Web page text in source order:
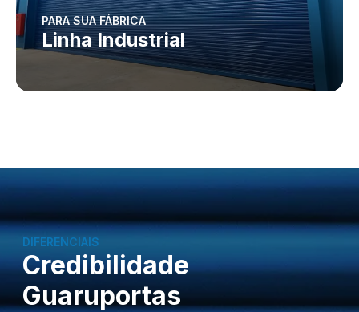
PARA SUA FÁBRICA
Linha Industrial
DIFERENCIAIS
Credibilidade
Guaruportas